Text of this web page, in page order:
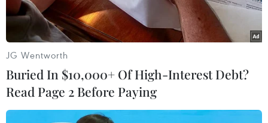
#Hà Lan #Bảo tàng Van Gogh
#Vincent Van Gogh
JG Wentworth
Buried In $10,000+ Of High-Interest Debt?
Read Page 2 Before Paying